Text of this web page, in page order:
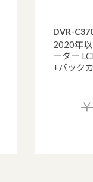
DVR-
2020年
ーダー
+バック